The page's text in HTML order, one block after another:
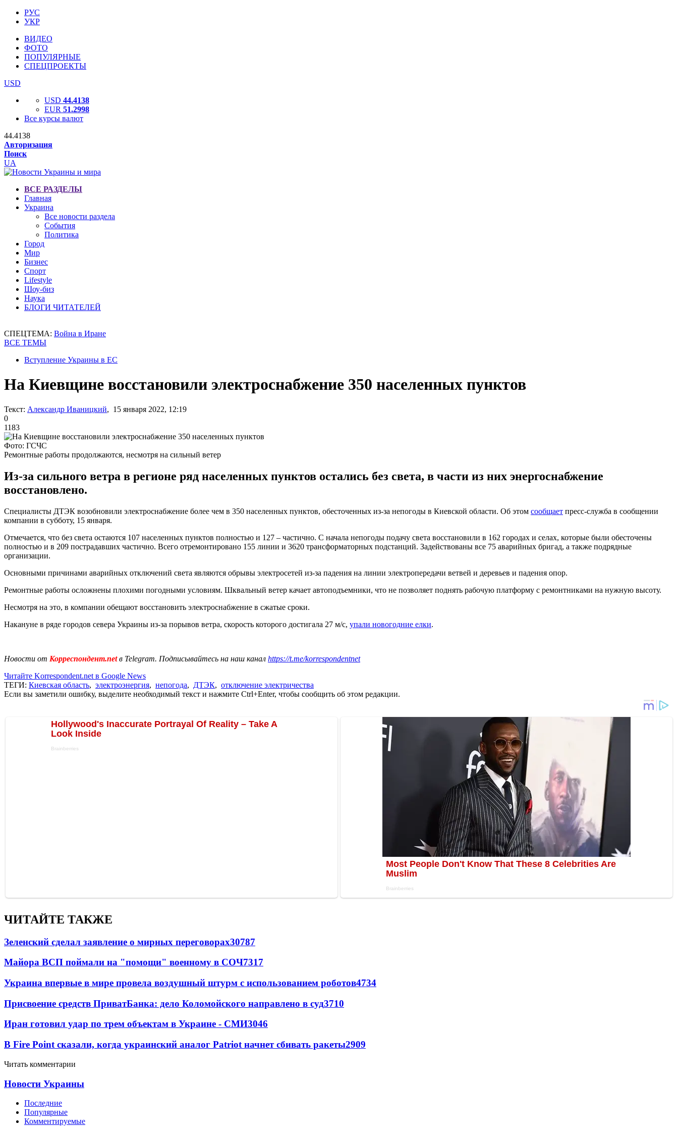
РУС
УКР
ВИДЕО
ФОТО
ПОПУЛЯРНЫЕ
СПЕЦПРОЕКТЫ
USD
USD 44.4138
EUR 51.2998
Все курсы валют
44.4138
Авторизация
Поиск
UA
ВСЕ РАЗДЕЛЫ
Главная
Украина
Все новости раздела
События
Политика
Город
Мир
Бизнес
Спорт
Lifestyle
Шоу-биз
Наука
БЛОГИ ЧИТАТЕЛЕЙ
СПЕЦТЕМА: Война в Иране
ВСЕ ТЕМЫ
Вступление Украины в ЕС
На Киевщине восстановили электроснабжение 350 населенных пунктов
Текст: Александр Иваницкий, 15 января 2022, 12:19
0
1183
Фото: ГСЧС
Ремонтные работы продолжаются, несмотря на сильный ветер
Из-за сильного ветра в регионе ряд населенных пунктов остались без света, в части из них энергоснабжение
восстановлено.
Специалисты ДТЭК возобновили электроснабжение более чем в 350 населенных пунктов, обесточенных из-за непогоды в Киевской области. Об этом сообщает пресс-служба в сообщении
компании в субботу, 15 января.
Отмечается, что без света остаются 107 населенных пунктов полностью и 127 – частично. С начала непогоды подачу света восстановили в 162 городах и селах, которые были обесточены
полностью и в 209 пострадавших частично. Всего отремонтировано 155 линии и 3620 трансформаторных подстанций. Задействованы все 75 аварийных бригад, а также подрядные
организации.
Основными причинами аварийных отключений света являются обрывы электросетей из-за падения на линии электропередачи ветвей и деревьев и падения опор.
Ремонтные работы осложнены плохими погодными условиям. Шквальный ветер качает автоподъемники, что не позволяет поднять рабочую платформу с ремонтниками на нужную высоту.
Несмотря на это, в компании обещают восстановить электроснабжение в сжатые сроки.
Накануне в ряде городов севера Украины из-за порывов ветра, скорость которого достигала 27 м/с, упали новогодние елки.
Новости от Корреспондент.netв Telegram. Подписывайтесь на наш канал https://t.me/korrespondentnet
Читайте Korrespondent.net в Google News
ТЕГИ: Киевская область, электроэнергия, непогода, ДТЭК, отключение электричества
Если вы заметили ошибку, выделите необходимый текст и нажмите Ctrl+Enter, чтобы сообщить об этом редакции.
ЧИТАЙТЕ ТАКЖЕ
Зеленский сделал заявление о мирных переговорах30787
Майора ВСП поймали на "помощи" военному в СОЧ7317
Украина впервые в мире провела воздушный штурм с использованием роботов4734
Присвоение средств ПриватБанка: дело Коломойского направлено в суд3710
Иран готовил удар по трем объектам в Украине - СМИ3046
В Fire Point сказали, когда украинский аналог Patriot начнет сбивать ракеты2909
Читать комментарии
Новости Украины
Последние
Популярные
Комментируемые